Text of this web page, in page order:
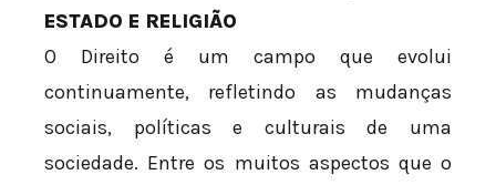
ESTADO E RELIGIÃO
O Direito é um campo que evolui
continuamente, refletindo as mudanças
sociais, políticas e culturais de uma
sociedade. Entre os muitos aspectos que o